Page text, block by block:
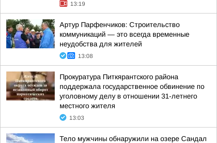
13:19
Артур Парфенчиков: Строительство
коммуникаций — это всегда временные
неудобства для жителей
13:08
Прокуратура Питкярантского района
поддержала государственное обвинение по
уголовному делу в отношении 31-летнего
местного жителя
13:03
Тело мужчины обнаружили на озере Сандал